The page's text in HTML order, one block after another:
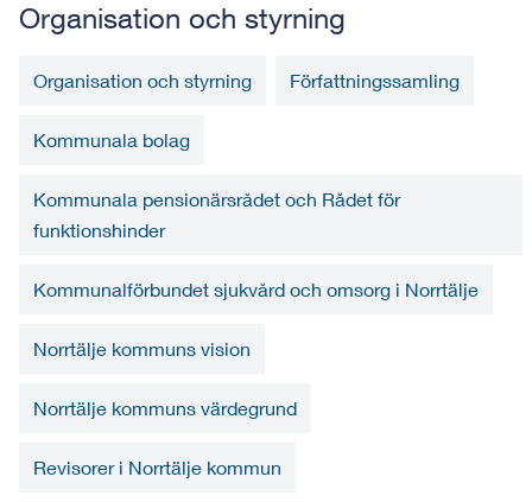
Organisation och styrning
Organisation och styrning Författningssamling
Kommunala bolag
Kommunala pensionärsrådet och Rådet för
funktionshinder
Kommunalförbundet sjukvård och omsorg i Norrtälje
Norrtälje kommuns vision
Norrtälje kommuns värdegrund
Revisorer i Norrtälje kommun